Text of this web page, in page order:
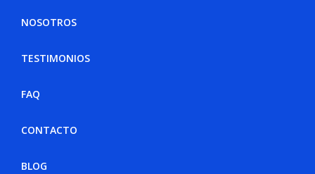
NOSOTROS
TESTIMONIOS
FAQ
CONTACTO
BLOG